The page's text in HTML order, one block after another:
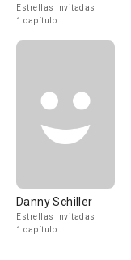
Estrellas Invitadas
1 capítulo
Danny Schiller
Estrellas Invitadas
1 capítulo